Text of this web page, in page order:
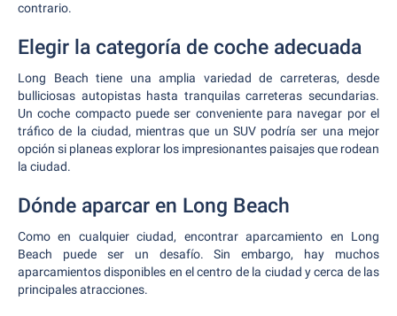
contrario.
Elegir la categoría de coche adecuada
Long Beach tiene una amplia variedad de carreteras, desde
bulliciosas autopistas hasta tranquilas carreteras secundarias.
Un coche compacto puede ser conveniente para navegar por el
tráfico de la ciudad, mientras que un SUV podría ser una mejor
opción si planeas explorar los impresionantes paisajes que rodean
la ciudad.
Dónde aparcar en Long Beach
Como en cualquier ciudad, encontrar aparcamiento en Long
Beach puede ser un desafío. Sin embargo, hay muchos
aparcamientos disponibles en el centro de la ciudad y cerca de las
principales atracciones.